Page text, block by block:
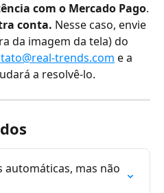
com o Mercado Pago.
conta. Nesse caso, envie
da imagem da tela) do
trends.com e a
a resolvê-lo.
automáticas, mas não